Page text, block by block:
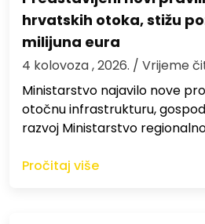
hrvatskih otoka, stižu
milijuna eura
4 kolovoza , 2026. / Vrijeme
Ministarstvo najavilo nove
otočnu infrastrukturu,
razvoj Ministarstvo
Pročitaj više